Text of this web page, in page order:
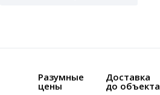
Разумные
цены
Доставка
до объекта